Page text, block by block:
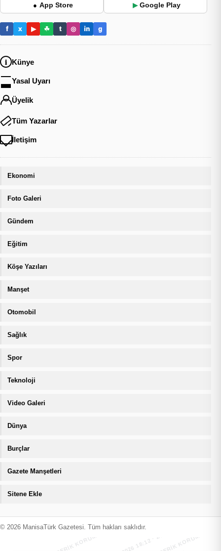
● App Store ▶ Google Play
f x ▶ ☘ t ◎ in g
Künye
Yasal Uyarı
Üyelik
Tüm Yazarlar
İletişim
Ekonomi
Foto Galeri
Gündem
Eğitim
Köşe Yazıları
Manşet
Otomobil
Sağlık
Spor
Teknoloji
Video Galeri
Dünya
Burçlar
Gazete Manşetleri
Sitene Ekle
© 2026 ManisaTürk Gazetesi. Tüm hakları saklıdır.
MANİSATÜRK İÇERİK KORUMA · 08.08.2026 18:12 · ZIYARETÇI
MANİSATÜRK İÇERİK KORUMA